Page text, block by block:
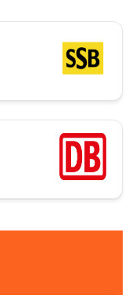
bestellen